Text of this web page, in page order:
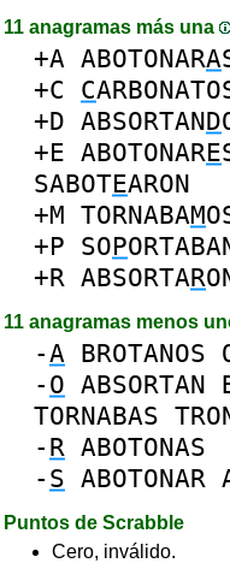
11 anagramas más una
+A ABOTONARA
+C C
+D ABSORTAND
+E ABOTONARE
SABOTEARON
+M TORNABAM
+P SOP
+R ABSORTAR
11 anagramas menos
-A BROTANOS
- O ABSORTAN
TORNABAS
- R ABOTONAS
- S ABOTONAR
Puntos de Scrabble
Cero, inválido.